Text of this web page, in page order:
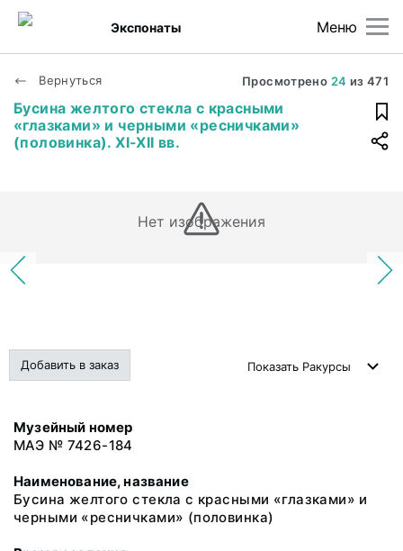
Меню
Экспонаты
Вернуться Просмотрено 24 из 471
Бусина желтого стекла с красными
«глазками» и черными «ресничками»
(половинка). XI-XII вв.
Нет изображения
Добавить в заказ Показать Ракурсы
Музейный номер
МАЭ № 7426-184
Наименование, название
Бусина желтого стекла с красными «глазками» и
черными «ресничками» (половинка)